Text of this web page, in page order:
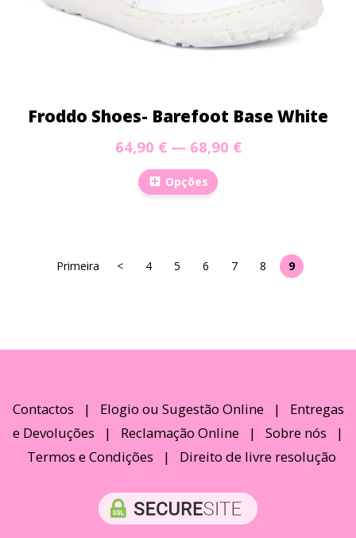
Froddo Shoes- Barefoot Base White
64,90 € — 68,90 €
Opções
Primeira < 4 5 6 7 8 9
Contactos | Elogio ou Sugestão Online| Entregas
e Devoluções | Reclamação Online | Sobre nós |
Termos e Condições | Direito de livre resolução